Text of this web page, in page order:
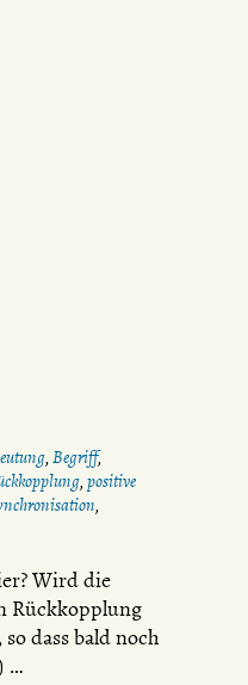
,Begriff,
, positive
,
Wird die
Rückkopplung
dass bald noch
…